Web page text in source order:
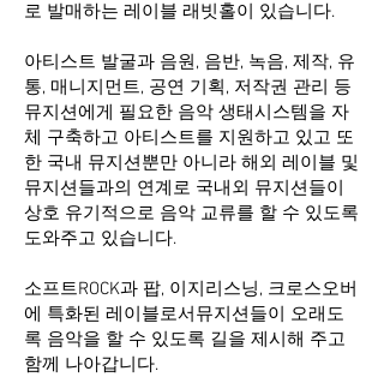
로 발매하는 레이블 래빗홀이 있습니다.
아티스트 발굴과 음원, 음반, 녹음, 제작, 유
통, 매니지먼트, 공연 기획, 저작권 관리 등
뮤지션에게 필요한 음악 생태시스템을 자
체 구축하고 아티스트를 지원하고 있고 또
한 국내 뮤지션뿐만 아니라 해외 레이블 및
뮤지션들과의 연계로 국내외 뮤지션들이
상호 유기적으로 음악 교류를 할 수 있도록
도와주고 있습니다.
소프트ROCK과 팝, 이지리스닝, 크로스오버
에 특화된 레이블로서뮤지션들이 오래도
록 음악을 할 수 있도록 길을 제시해 주고
함께 나아갑니다.